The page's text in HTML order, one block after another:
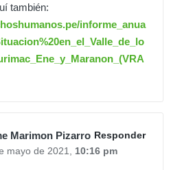
también:
informe_anua
Marimon Pizarro Responder
mayo de 2021, 10:16 pm